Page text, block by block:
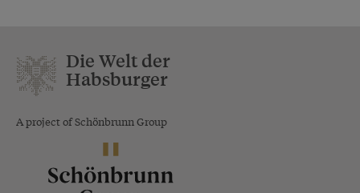
Die Welt der
Habsburger
A project of Schönbrunn Group